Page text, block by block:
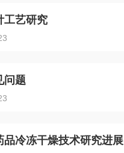
工艺研究
问题
品冷冻干燥技术研究进展